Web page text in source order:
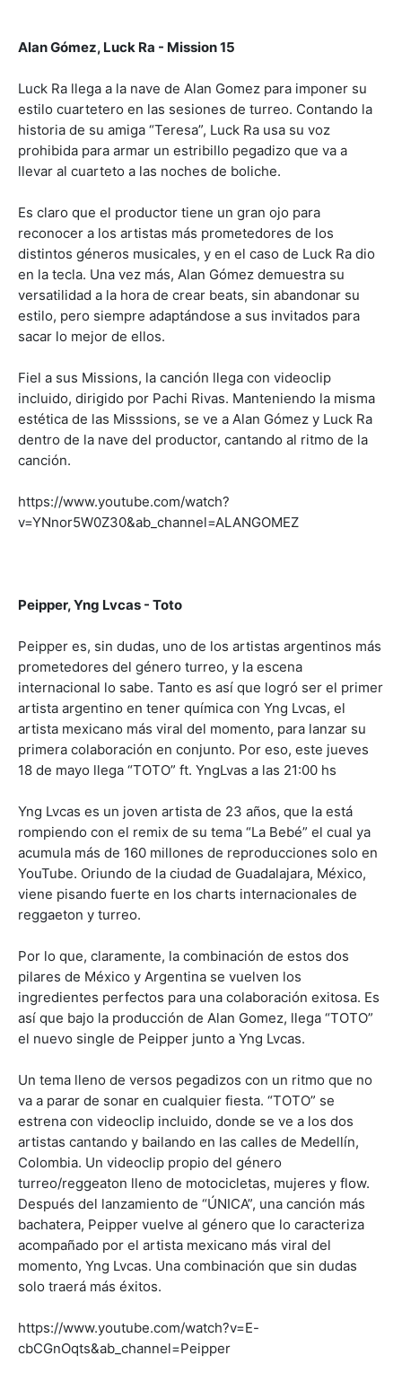
Alan Gómez, Luck Ra - Mission 15
Luck Ra llega a la nave de Alan Gomez para imponer su
estilo cuartetero en las sesiones de turreo. Contando la
historia de su amiga “Teresa”, Luck Ra usa su voz
prohibida para armar un estribillo pegadizo que va a
llevar al cuarteto a las noches de boliche.
Es claro que el productor tiene un gran ojo para
reconocer a los artistas más prometedores de los
distintos géneros musicales, y en el caso de Luck Ra dio
en la tecla. Una vez más, Alan Gómez demuestra su
versatilidad a la hora de crear beats, sin abandonar su
estilo, pero siempre adaptándose a sus invitados para
sacar lo mejor de ellos.
Fiel a sus Missions, la canción llega con videoclip
incluido, dirigido por Pachi Rivas. Manteniendo la misma
estética de las Misssions, se ve a Alan Gómez y Luck Ra
dentro de la nave del productor, cantando al ritmo de la
canción.
https://www.youtube.com/watch?
v=YNnor5W0Z30&ab_channel=ALANGOMEZ
Peipper, Yng Lvcas - Toto
Peipper es, sin dudas, uno de los artistas argentinos más
prometedores del género turreo, y la escena
internacional lo sabe. Tanto es así que logró ser el primer
artista argentino en tener química con Yng Lvcas, el
artista mexicano más viral del momento, para lanzar su
primera colaboración en conjunto. Por eso, este jueves
18 de mayo llega “TOTO” ft. YngLvas a las 21:00 hs
Yng Lvcas es un joven artista de 23 años, que la está
rompiendo con el remix de su tema “La Bebé” el cual ya
acumula más de 160 millones de reproducciones solo en
YouTube. Oriundo de la ciudad de Guadalajara, México,
viene pisando fuerte en los charts internacionales de
reggaeton y turreo.
Por lo que, claramente, la combinación de estos dos
pilares de México y Argentina se vuelven los
ingredientes perfectos para una colaboración exitosa. Es
así que bajo la producción de Alan Gomez, llega “TOTO”
el nuevo single de Peipper junto a Yng Lvcas.
Un tema lleno de versos pegadizos con un ritmo que no
va a parar de sonar en cualquier fiesta. “TOTO” se
estrena con videoclip incluido, donde se ve a los dos
artistas cantando y bailando en las calles de Medellín,
Colombia. Un videoclip propio del género
turreo/reggeaton lleno de motocicletas, mujeres y flow.
Después del lanzamiento de “ÚNICA”, una canción más
bachatera, Peipper vuelve al género que lo caracteriza
acompañado por el artista mexicano más viral del
momento, Yng Lvcas. Una combinación que sin dudas
solo traerá más éxitos.
https://www.youtube.com/watch?v=E-
cbCGnOqts&ab_channel=Peipper